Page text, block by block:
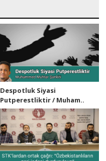
Despotluk Siyasi
Putperestliktir / Muham..